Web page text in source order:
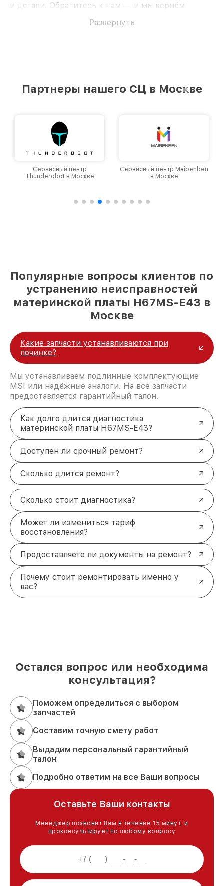
и детали. Обратитесь к нам — и мы вернём
Развернуть
Партнеры нашего СЦ в Москве
Сервисный центр
Thunderobot в Москве
Сервисный центр Maibenben
в Москве
Популярные вопросы клиентов по
устранению неисправностей
материнской платы H67MS-E43 в
Москве
Какие запчасти устанавливаются при
починке?
Мы устанавливаем подлинные комплектующие
MSI или надёжные аналоги. На все запчасти
предоставляется гарантийный талон.
Как долго длится диагностика
материнской платы H67MS-E43?
Доступен ли срочный ремонт?
Сколько длится ремонт?
Сколько стоит диагностика?
Может ли измениться тариф
восстановления?
Предоставляете ли документы на ремонт?
Почему стоит ремонтировать именно у
вас?
Остался вопрос или необходима
консультация?
Поможем определиться с выбором
запчастей
Составим точную смету работ
Выдадим персональный гарантийный
талон
Подробно ответим на все Ваши вопросы
Оставьте Ваши контакты
Менеджер позвонит Вам в течение 15 минут, и
проконсультирует по любому вопросу